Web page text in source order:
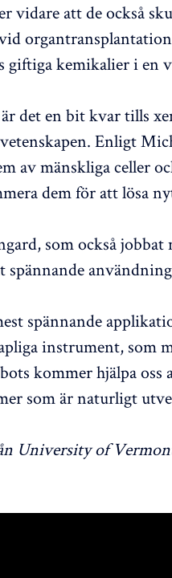
vidare att de också
giftiga kemikalier i en
det en bit kvar tills
Enligt
av mänskliga celler
dem för att lösa
som också
spännande
spännande
instrument, som
kommer hjälpa
som är naturligt
University of